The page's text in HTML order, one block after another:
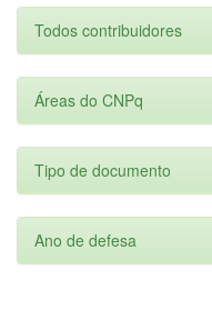
Todos contribuidores
Áreas do CNPq
Tipo de documento
Ano de defesa